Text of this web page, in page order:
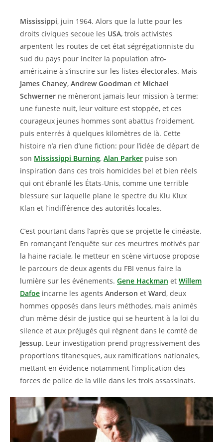
Mississippi, juin 1964. Alors que la lutte pour les
droits civiques secoue les USA, trois activistes
arpentent les routes de cet état ségrégationniste du
sud du pays pour inciter la population afro-
américaine à s’inscrire sur les listes électorales. Mais
James Chaney, Andrew Goodman et Michael
Schwerner ne mèneront jamais leur mission à terme:
une funeste nuit, leur voiture est stoppée, et ces
courageux jeunes hommes sont abattus froidement,
puis enterrés à quelques kilomètres de là. Cette
histoire n’a rien d’une fiction: pour l’idée de départ de
son Mississippi Burning, Alan Parker puise son
inspiration dans ces trois homicides bel et bien réels
qui ont ébranlé les États-Unis, comme une terrible
blessure sur laquelle plane le spectre du Klu Klux
Klan et l’indifférence des autorités locales.
C’est pourtant dans l’après que se projette le cinéaste.
En romançant l’enquête sur ces meurtres motivés par
la haine raciale, le metteur en scène virtuose propose
le parcours de deux agents du FBI venus faire la
lumière sur les événements. Gene Hackman et Willem
Dafoe incarne les agents Anderson et Ward, deux
hommes opposés dans leurs méthodes, mais animés
d’un même désir de justice qui se heurtent à la loi du
silence et aux préjugés qui règnent dans le comté de
Jessup. Leur investigation prend progressivement des
proportions titanesques, aux ramifications nationales,
mettant en évidence notamment l’implication des
forces de police de la ville dans les trois assassinats.